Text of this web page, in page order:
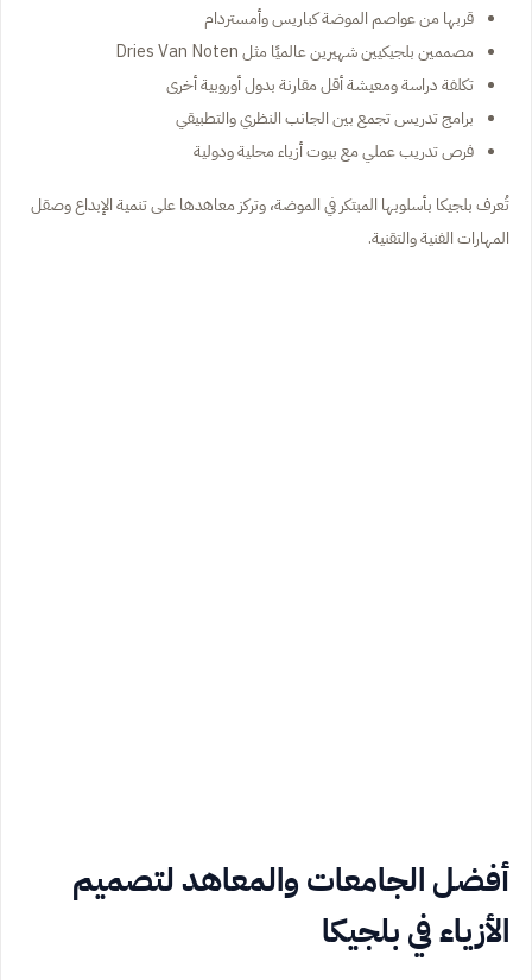
قربها من عواصم الموضة كباريس وأمستردام
مصممين بلجيكيين شهيرين عالميًا مثل Dries Van Noten
تكلفة دراسة ومعيشة أقل مقارنة بدول أوروبية أخرى
برامج تدريس تجمع بين الجانب النظري والتطبيقي
فرص تدريب عملي مع بيوت أزياء محلية ودولية
تُعرف بلجيكا بأسلوبها المبتكر في الموضة، وتركز معاهدها على تنمية الإبداع وصقل
المهارات الفنية والتقنية.
أفضل الجامعات والمعاهد لتصميم
الأزياء في بلجيكا